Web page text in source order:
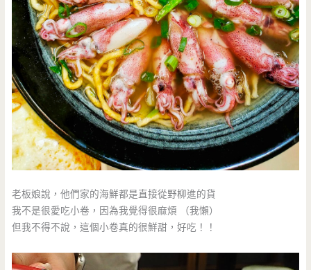
老板娘說，他們家的海鮮都是直接從野柳進的貨
我不是很愛吃小卷，因為我覺得很麻煩 （我懶）
但我不得不說，這個小卷真的很鮮甜，好吃！！